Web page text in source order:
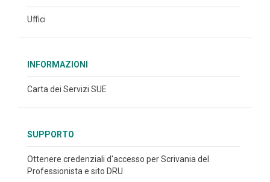
Uffici
INFORMAZIONI
Carta dei Servizi SUE
SUPPORTO
Ottenere credenziali d'accesso per Scrivania del
Professionista e sito DRU